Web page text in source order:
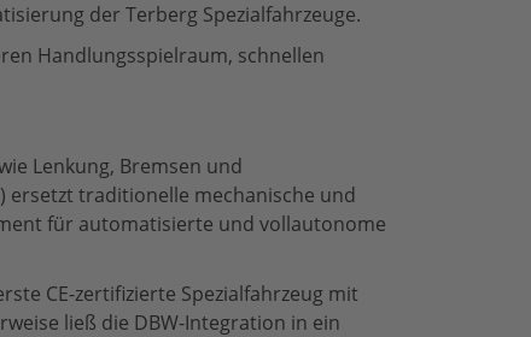
der Terberg Spezialfahrzeuge.
Handlungsspielraum, schnellen
Lenkung, Bremsen und
ersetzt traditionelle mechanische und
für automatisierte und vollautonome
CE-zertifizierte Spezialfahrzeug mit
ließ die DBW-Integration in ein